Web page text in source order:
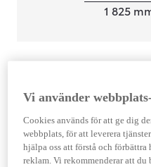
1 825
Förbrukning
Euro Class
EURO 6
Kombinerad Co2
Vi använder
Cookies används för att ge dig
webbplats, för att leverera
hjälpa oss att förstå och
reklam. Vi rekommenderar att